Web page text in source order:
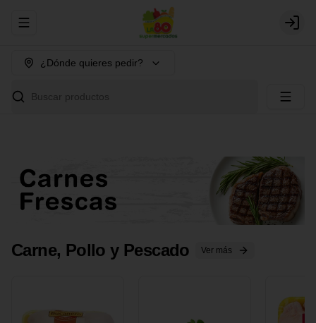
Abrir menu de navegación Login
¿Dónde quieres pedir?
Buscar productos
Carne, Pollo y Pescado Ver más